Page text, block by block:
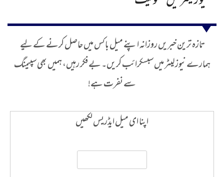
تازہ ترین خبریں روزانہ اپنے میل باکس میں حاصل کرنے کے لیے
ہمارے نیوز لیٹر میں سبسکرائب کریں۔ بے فکر رہیں، ہمیں بھی سپیمنگ
سے نفرت ہے!
اپنا ای میل ایڈریس لکھیں